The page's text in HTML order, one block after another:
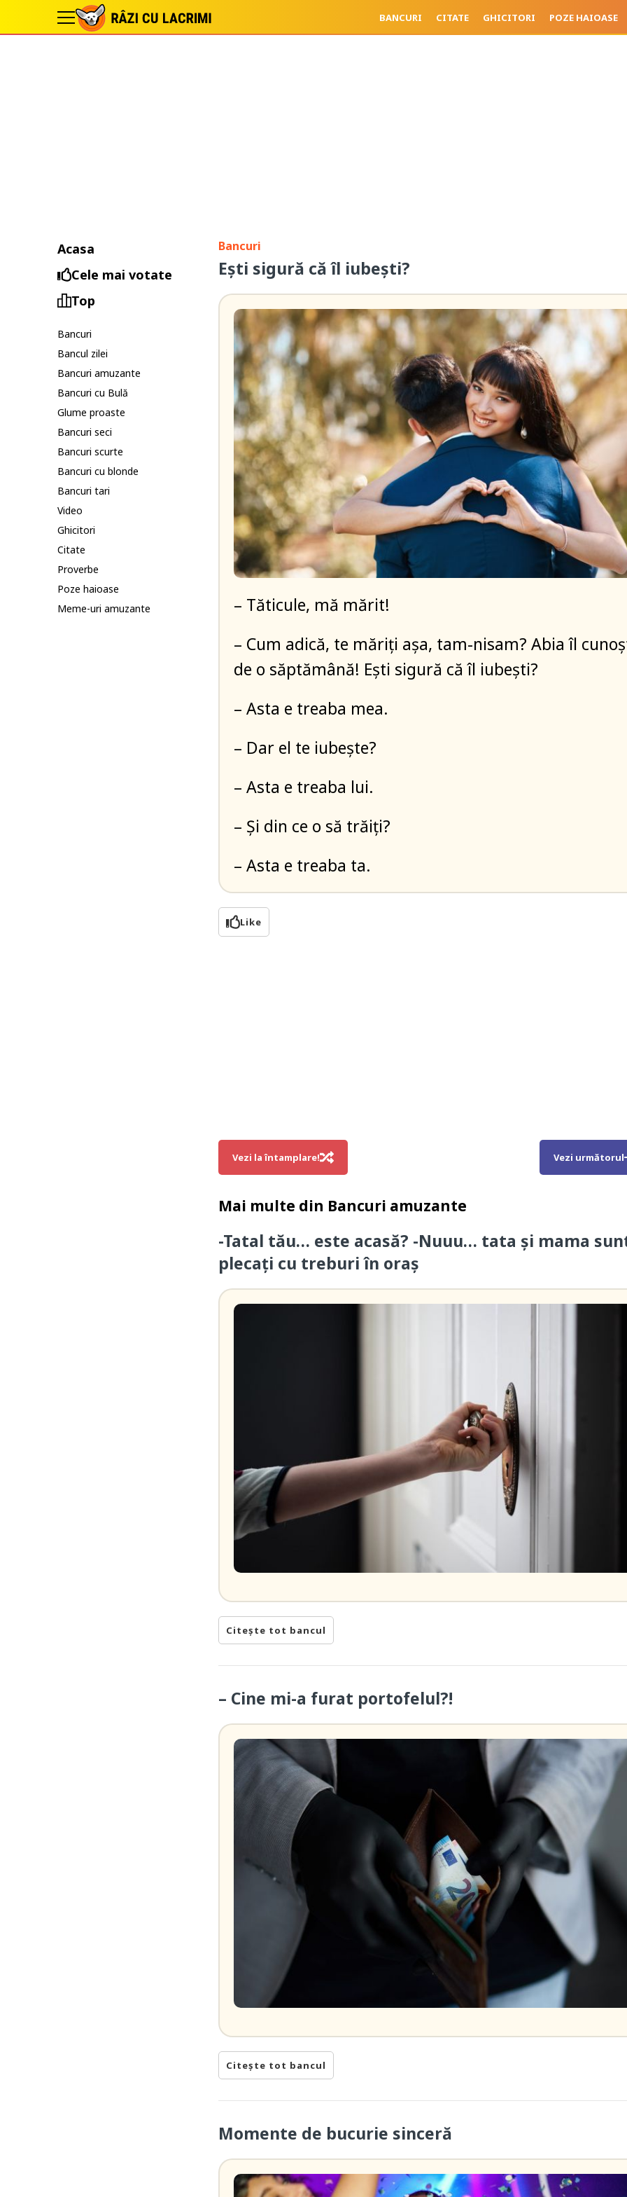
BANCURI CITATE GHICITORI POZE HAIOASE
Acasa
Cele mai votate
Top
Bancuri
Bancul zilei
Bancuri amuzante
Bancuri cu Bulă
Glume proaste
Bancuri seci
Bancuri scurte
Bancuri cu blonde
Bancuri tari
Video
Ghicitori
Citate
Proverbe
Poze haioase
Meme-uri amuzante
Bancuri
Ești sigură că îl iubești?
– Tăticule, mă mărit!
– Cum adică, te măriți așa, tam-nisam? Abia îl
de o săptămână! Ești sigură că îl iubești?
– Asta e treaba mea.
– Dar el te iubește?
– Asta e treaba lui.
– Și din ce o să trăiți?
– Asta e treaba ta.
Like
Vezi la întamplare! Vezi următorul
Mai multe din Bancuri amuzante
-Tatal tău… este acasă? -Nuuu… tata și mama
plecați cu treburi în oraș
Citește tot bancul
– Cine mi-a furat portofelul?!
Citește tot bancul
Momente de bucurie sinceră